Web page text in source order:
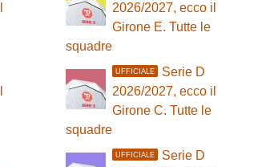
2026/2027, ecco il
Girone E. Tutte le
squadre
UFFICIALE
Serie D
2026/2027, ecco il
Girone C. Tutte le
squadre
UFFICIALE
Serie D